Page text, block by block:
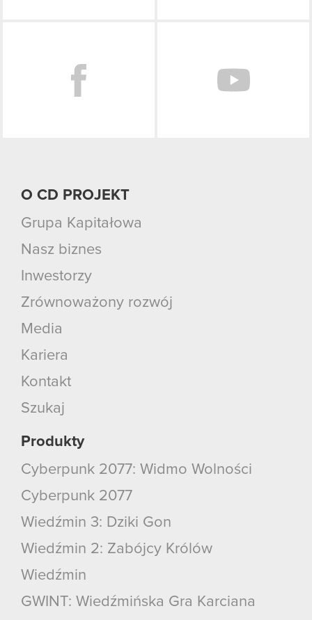
O CD PROJEKT
Grupa Kapitałowa
Nasz biznes
Inwestorzy
Zrównoważony rozwój
Media
Kariera
Kontakt
Szukaj
Produkty
Cyberpunk 2077: Widmo Wolności
Cyberpunk 2077
Wiedźmin 3: Dziki Gon
Wiedźmin 2: Zabójcy Królów
Wiedźmin
GWINT: Wiedźmińska Gra Karciana